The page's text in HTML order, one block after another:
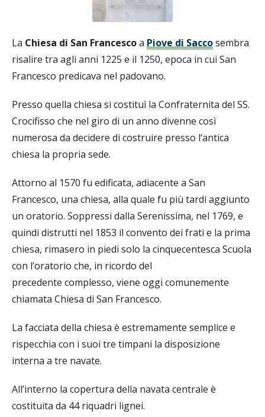
La Chiesa di San Francescoa Piove di Saccosembra
risalire tra agli anni 1225 e il 1250, epoca in cui San
Francesco predicava nel padovano.
Presso quella chiesa si costituì la Confraternita del SS.
Crocifisso che nel giro di un anno divenne così
numerosa da decidere di costruire presso l’antica
chiesa la propria sede.
Attorno al 1570 fu edificata, adiacente a San
Francesco, una chiesa, alla quale fu più tardi aggiunto
un oratorio. Soppressi dalla Serenissima, nel 1769, e
quindi distrutti nel 1853 il convento dei frati e la prima
chiesa, rimasero in piedi solo la cinquecentesca Scuola
con l’oratorio che, in ricordo del
precedente complesso, viene oggi comunemente
chiamata Chiesa di San Francesco.
La facciata della chiesa è estremamente semplice e
rispecchia con i suoi tre timpani la disposizione
interna a tre navate.
All’interno la copertura della navata centrale è
costituita da 44 riquadri lignei.